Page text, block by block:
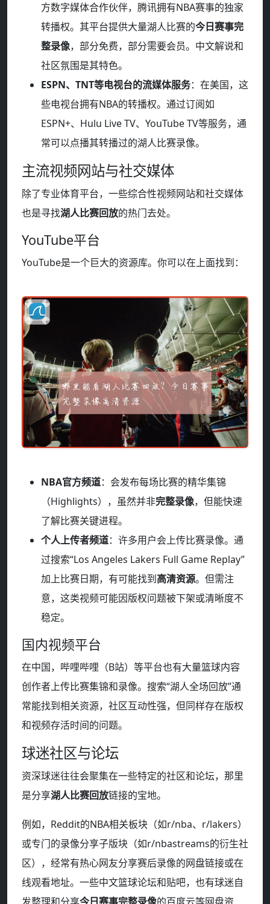
方数字媒体合作伙伴，腾讯拥有NBA赛事的独家
转播权。其平台提供大量湖人比赛的今日赛事完
整录像，部分免费，部分需要会员。中文解说和
社区氛围是其特色。
ESPN、TNT等电视台的流媒体服务：在美国，这
些电视台拥有NBA的转播权。通过订阅如
ESPN+、Hulu Live TV、YouTube TV等服务，通
常可以点播其转播过的湖人比赛录像。
主流视频网站与社交媒体
除了专业体育平台，一些综合性视频网站和社交媒体
也是寻找湖人比赛回放的热门去处。
YouTube平台
YouTube是一个巨大的资源库。你可以在上面找到：
NBA官方频道：会发布每场比赛的精华集锦
（Highlights），虽然并非完整录像，但能快速
了解比赛关键进程。
个人上传者频道：许多用户会上传比赛录像。通
过搜索“Los Angeles Lakers Full Game Replay”
加上比赛日期，有可能找到高清资源。但需注
意，这类视频可能因版权问题被下架或清晰度不
稳定。
国内视频平台
在中国，哔哩哔哩（B站）等平台也有大量篮球内容
创作者上传比赛集锦和录像。搜索“湖人全场回放”通
常能找到相关资源，社区互动性强，但同样存在版权
和视频存活时间的问题。
球迷社区与论坛
资深球迷往往会聚集在一些特定的社区和论坛，那里
是分享湖人比赛回放链接的宝地。
例如，Reddit的NBA相关板块（如r/nba、r/lakers）
或专门的录像分享子版块（如r/nbastreams的衍生社
区），经常有热心网友分享赛后录像的网盘链接或在
线观看地址。一些中文篮球论坛和贴吧，也有球迷自